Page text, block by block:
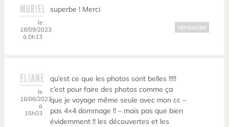
MURIEL
le
18/09/2023
à 0h13
superbe ! Merci
RÉPONDRE
ELIANE
le
16/06/2023
à
15h03
qu’est ce que les photos sont belles !!!!!
c’est pour faire des photos comme ça
que je voyage même seule avec mon cc –
pas 4×4 dommage !! – mais pas que bien
évidemment !! les découvertes et les